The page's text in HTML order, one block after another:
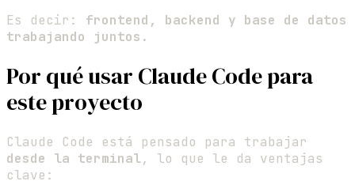
Es decir: frontend, backend y base de datos
trabajando juntos .
Por qué usar Claude Code para
este proyecto
Claude Code está pensado para trabajar
desde la terminal, lo que le da ventajas
clave: